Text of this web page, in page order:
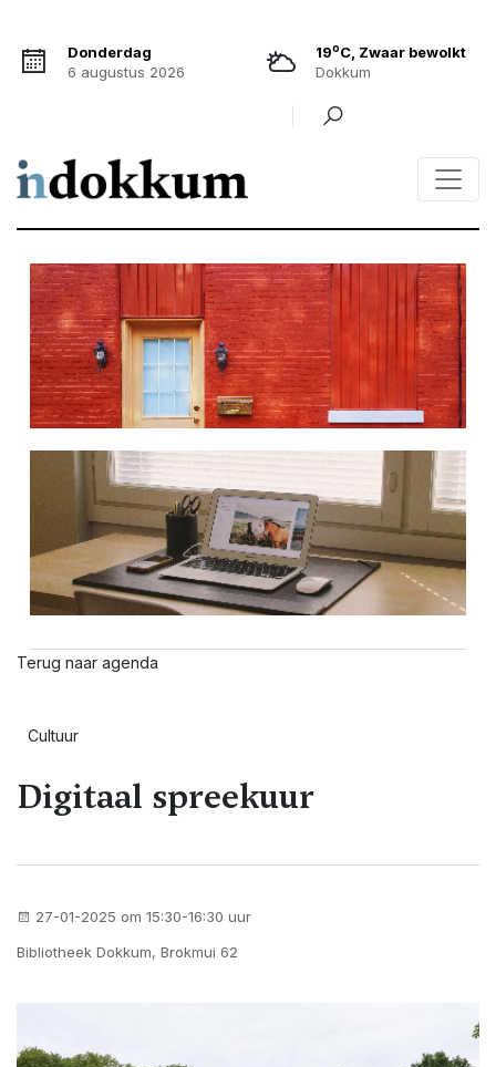
Donderdag
6 augustus 2026
19oC, Zwaar bewolkt
Dokkum
Terug naar agenda
Cultuur
Digitaal spreekuur
27-01-2025 om 15:30-16:30 uur
Bibliotheek Dokkum, Brokmui 62